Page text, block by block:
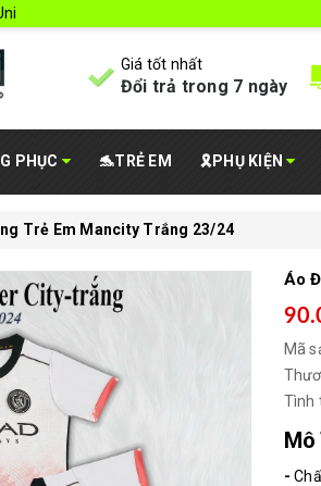
Giá tốt nhất
Đổi trả trong 7 ngày
PHỤC 🐬TRẺ EM 🎗️PHỤ KIỆN
Trẻ Em Mancity Trắng 23/24
Áo
Mã
Tình
Mô
-